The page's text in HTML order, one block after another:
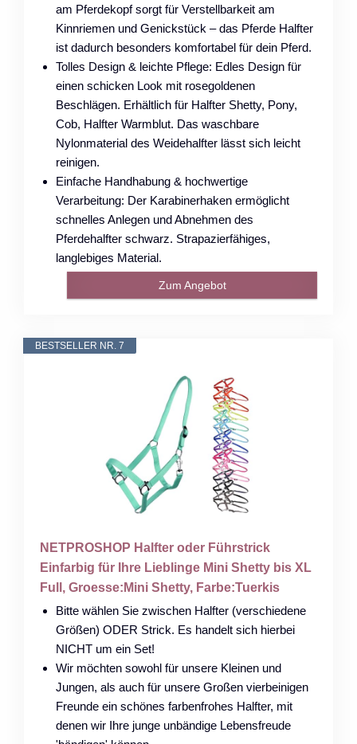
am Pferdekopf sorgt für Verstellbarkeit am
Kinnriemen und Genickstück – das Pferde Halfter
ist dadurch besonders komfortabel für dein Pferd.
Tolles Design & leichte Pflege: Edles Design für
einen schicken Look mit rosegoldenen
Beschlägen. Erhältlich für Halfter Shetty, Pony,
Cob, Halfter Warmblut. Das waschbare
Nylonmaterial des Weidehalfter lässt sich leicht
reinigen.
Einfache Handhabung & hochwertige
Verarbeitung: Der Karabinerhaken ermöglicht
schnelles Anlegen und Abnehmen des
Pferdehalfter schwarz. Strapazierfähiges,
langlebiges Material.
Zum Angebot
BESTSELLER NR. 7
NETPROSHOP Halfter oder Führstrick
Einfarbig für Ihre Lieblinge Mini Shetty bis XL
Full, Groesse:Mini Shetty, Farbe:Tuerkis
Bitte wählen Sie zwischen Halfter (verschiedene
Größen) ODER Strick. Es handelt sich hierbei
NICHT um ein Set!
Wir möchten sowohl für unsere Kleinen und
Jungen, als auch für unsere Großen vierbeinigen
Freunde ein schönes farbenfrohes Halfter, mit
denen wir Ihre junge unbändige Lebensfreude